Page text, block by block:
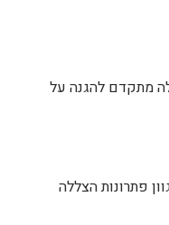
מתקדם להגנה על
פתרונות הצללה